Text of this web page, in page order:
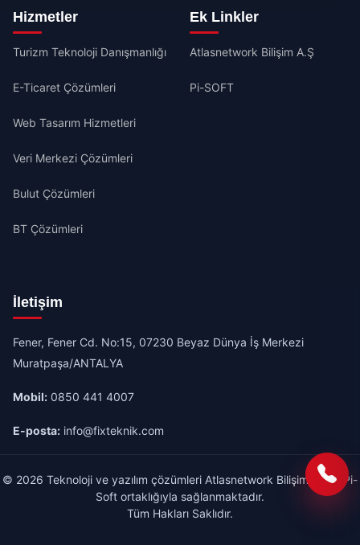
Hizmetler
Turizm Teknoloji Danışmanlığı
E-Ticaret Çözümleri
Web Tasarım Hizmetleri
Veri Merkezi Çözümleri
Bulut Çözümleri
BT Çözümleri
Ek Linkler
Atlasnetwork Bilişim A.Ş
Pi-SOFT
İletişim
Fener, Fener Cd. No:15, 07230 Beyaz Dünya İş Merkezi
Muratpaşa/ANTALYA
Mobil: 0850 441 4007
E-posta: info@fixteknik.com
© 2026 Teknoloji ve yazılım çözümleri Atlasnetwork Bilişim A.Ş & Pi-
Soft ortaklığıyla sağlanmaktadır.
Tüm Hakları Saklıdır.